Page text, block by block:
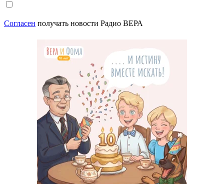
Согласен получать новости Радио ВЕРА